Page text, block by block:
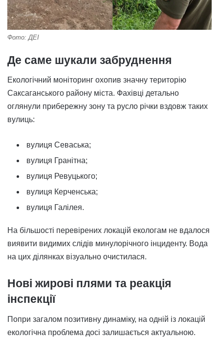
Фото: ДЕІ
Де саме шукали забруднення
Екологічний моніторинг охопив значну територію
Саксаганського району міста. Фахівці детально
оглянули прибережну зону та русло річки вздовж таких
вулиць:
вулиця Севаська;
вулиця Гранітна;
вулиця Ревуцького;
вулиця Керченська;
вулиця Галілея.
На більшості перевірених локацій екологам не вдалося
виявити видимих слідів минулорічного інциденту. Вода
на цих ділянках візуально очистилася.
Нові жирові плями та реакція
інспекції
Попри загалом позитивну динаміку, на одній із локацій
екологічна проблема досі залишається актуальною.